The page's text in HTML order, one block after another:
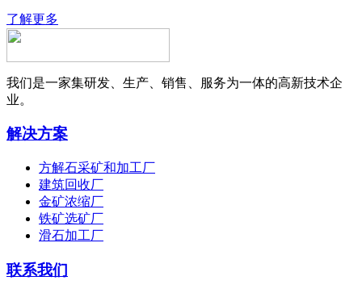
了解更多
我们是一家集研发、生产、销售、服务为一体的高新技术企
业。
解决方案
方解石采矿和加工厂
建筑回收厂
金矿浓缩厂
铁矿选矿厂
滑石加工厂
联系我们